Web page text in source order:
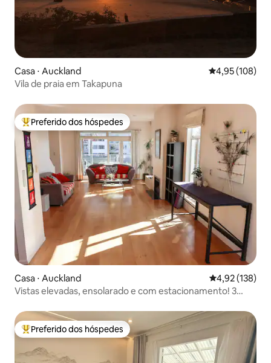
Casa ⋅ Auckland 4,95 de uma
4,95 (108)
Vila de praia em Takapuna
Entre os melhores preferidos dos hóspedes
Preferido dos hóspedes
Casa ⋅ Auckland 4,92 de uma
4,92 (138)
Vistas elevadas, ensolarado e com estacionamento! 3
Entre os melhores preferidos dos hóspedes
Preferido dos hóspedes